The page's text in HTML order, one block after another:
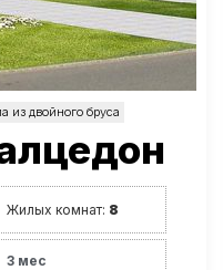
из двойного бруса
Жилых комнат: 8
3 мес